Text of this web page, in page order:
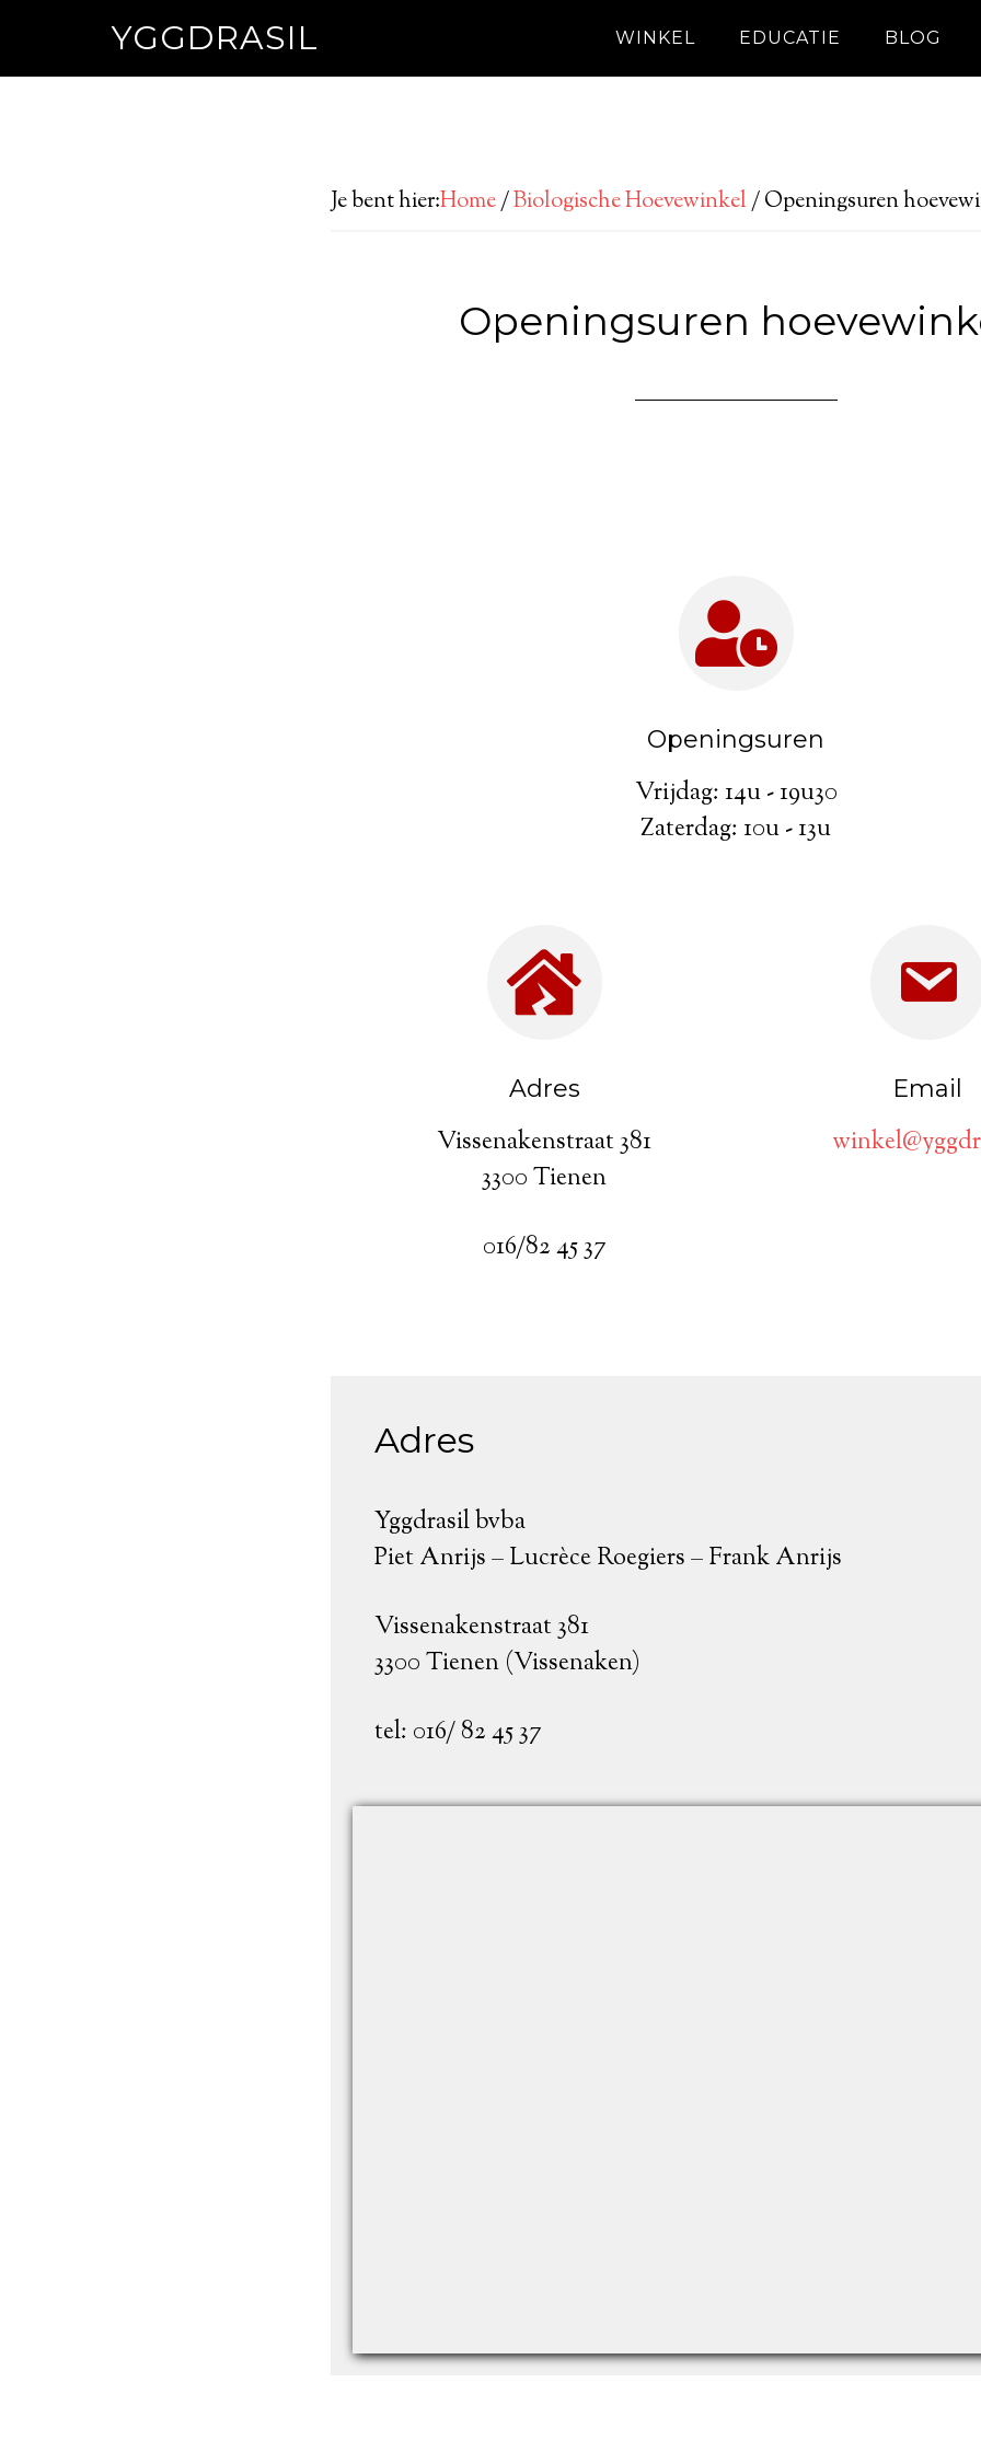
YGGDRASIL WINKEL EDUCATIE BLOG
Je bent hier:Home/Biologische Hoevewinkel/Openingsuren
Openingsuren
Openingsuren
Vrijdag: 14u - 19u30
Zaterdag: 10u - 13u
Adres
Vissenakenstraat 381
3300 Tienen
016/82 45 37
Email
Adres
Yggdrasil bvba
Piet Anrijs – Lucrèce Roegiers – Frank Anrijs
Vissenakenstraat 381
3300 Tienen (Vissenaken)
tel: 016/ 82 45 37